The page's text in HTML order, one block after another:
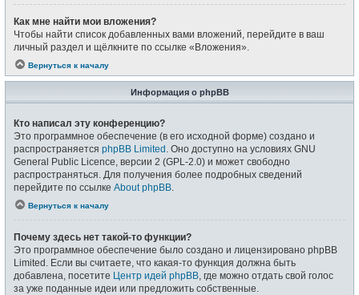
Как мне найти мои вложения?
Чтобы найти список добавленных вами вложений, перейдите в ваш
личный раздел и щёлкните по ссылке «Вложения».
Вернуться к началу
Информация о phpBB
Кто написал эту конференцию?
Это программное обеспечение (в его исходной форме) создано и
распространяется phpBB Limited . Оно доступно на условиях GNU
General Public Licence, версии 2 (GPL-2.0) и может свободно
распространяться. Для получения более подробных сведений
перейдите по ссылке About phpBB
Вернуться к началу
Почему здесь нет такой-то функции?
Это программное обеспечение было создано и лицензировано phpBB
Limited. Если вы считаете, что какая-то функция должна быть
добавлена, посетите Центр идей phpBB , где можно отдать свой голос
за уже поданные идеи или предложить собственные.